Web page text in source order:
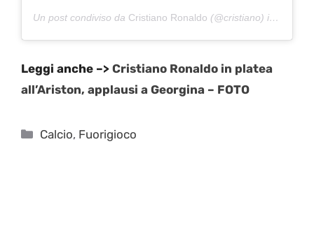
Un post condiviso da Cristiano Ronaldo (@cristiano) in data:
Leggi anche –> Cristiano Ronaldo in platea
all’Ariston, applausi a Georgina – FOTO
Categorie
Calcio, Fuorigioco